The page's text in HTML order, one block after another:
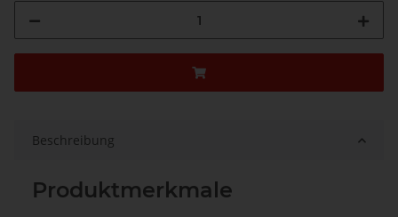
Beschreibung
Produktmerkmale